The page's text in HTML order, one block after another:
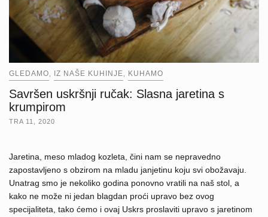
GLEDAMO IZ NAŠE KUHINJE KUHAMO
Savršen uskršnji ručak: Slasna jaretina s
krumpirom
TRA 11, 2020
Jaretina, meso mladog kozleta, čini nam se nepravedno
zapostavljeno s obzirom na mladu janjetinu koju svi obožavaju.
Unatrag smo je nekoliko godina ponovno vratili na naš stol, a
kako ne može ni jedan blagdan proći upravo bez ovog
specijaliteta, tako ćemo i ovaj Uskrs proslaviti upravo s jaretinom